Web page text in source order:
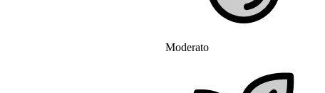
Moderato